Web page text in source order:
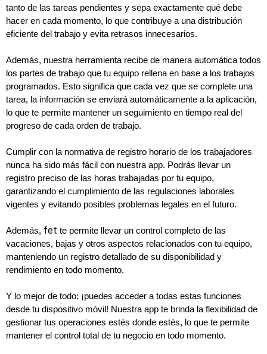
tanto de las tareas pendientes y sepa exactamente qué debe
hacer en cada momento, lo que contribuye a una distribución
eficiente del trabajo y evita retrasos innecesarios.
Además, nuestra herramienta recibe de manera automática todos
los partes de trabajo que tu equipo rellena en base a los trabajos
programados. Esto significa que cada vez que se complete una
tarea, la información se enviará automáticamente a la aplicación,
lo que te permite mantener un seguimiento en tiempo real del
progreso de cada orden de trabajo.
Cumplir con la normativa de registro horario de los trabajadores
nunca ha sido más fácil con nuestra app. Podrás llevar un
registro preciso de las horas trabajadas por tu equipo,
garantizando el cumplimiento de las regulaciones laborales
vigentes y evitando posibles problemas legales en el futuro.
Además, fet te permite llevar un control completo de las
vacaciones, bajas y otros aspectos relacionados con tu equipo,
manteniendo un registro detallado de su disponibilidad y
rendimiento en todo momento.
Y lo mejor de todo: ¡puedes acceder a todas estas funciones
desde tu dispositivo móvil! Nuestra app te brinda la flexibilidad de
gestionar tus operaciones estés donde estés, lo que te permite
mantener el control total de tu negocio en todo momento.